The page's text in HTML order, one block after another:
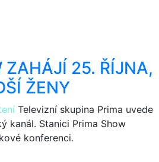
ZAHÁJÍ 25. ŘÍJNA,
ŽENY
Televizní skupina Prima uvede
kanál. Stanici Prima Show
konferenci.